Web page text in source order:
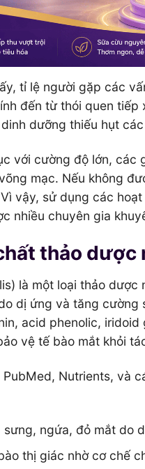
tỉ lệ người gặp các
đến từ thói quen
dưỡng thiếu hụt
với cường độ lớn,
mạc. Nếu không
vậy, sử dụng các
nhiều chuyên gia
thảo dược
là một loại thảo
dị ứng và tăng
acid phenolic,
vệ tế bào mắt khỏi
Nutrients, và
sưng, ngứa, đỏ mắt do
thị giác nhờ cơ chế